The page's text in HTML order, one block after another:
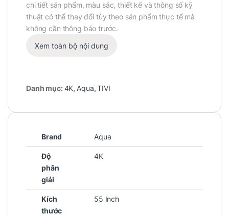
chi tiết sản phẩm, màu sắc, thiết kế và thông số kỹ
thuật có thể thay đổi tùy theo sản phẩm thực tế mà
không cần thông báo trước.
Xem toàn bộ nội dung
Danh mục:4K,Aqua,TIVI
Brand Aqua
Độ
phân
giải
4K
Kích
thước
55 Inch